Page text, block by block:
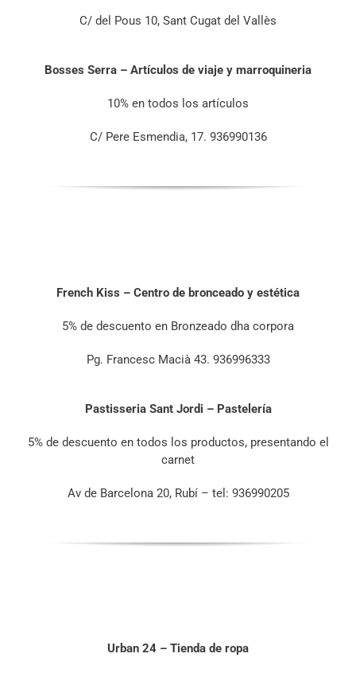
C/ del Pous 10, Sant Cugat del Vallès
Bosses Serra – Artículos de viaje y marroquineria
10% en todos los artículos
C/ Pere Esmendia, 17. 936990136
French Kiss – Centro de bronceado y estética
5% de descuento en Bronzeado dha corpora
Pg. Francesc Macià 43. 936996333
Pastisseria Sant Jordi – Pastelería
5% de descuento en todos los productos, presentando el
carnet
Av de Barcelona 20, Rubí – tel: 936990205
Urban 24 – Tienda de ropa